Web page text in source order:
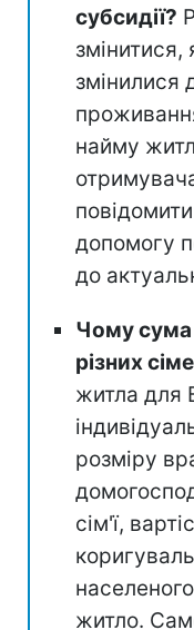
субсидії?
змінилися
найму
допомогу
до
Чому сума
різних
житла для
розміру
сім'ї,
житло.